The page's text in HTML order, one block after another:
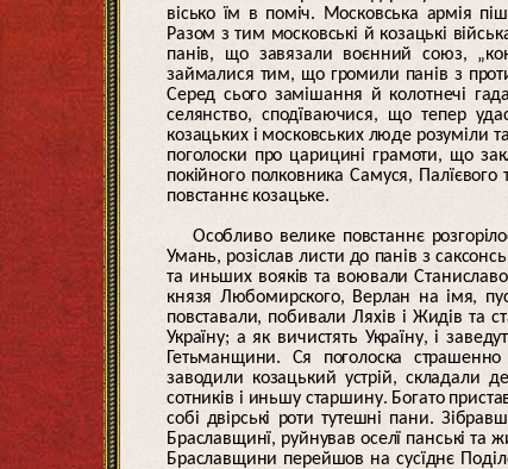
вісько їм в поміч. Московська армія
Разом з тим московські й козацькі
панів, що завязали воєнний союз,
займалися тим, що громили панів з
Серед сього замішання й колотнечі
селянство, сподїваючися, що тепер
козацьких і московських люде розуміли
поголоски про царицині грамоти, що
покійного полковника Самуся,
повстаннє козацьке.
Особливо велике повстаннє
Умань, розіслав листи до панів з
та иньших вояків та воювали
князя Любомирского, Верлан на імя,
повставали, побивали Ляхів і Жидів та
Україну; а як вичистять Україну, і
Гетьманщини. Ся поголоска
заводили козацький устрій, складали
сотників і иньшу старшину. Богато
собі двірські роти тутешні пани.
Браславщинї, руйнував оселї панські та
Браславщини перейшов на сусїднє